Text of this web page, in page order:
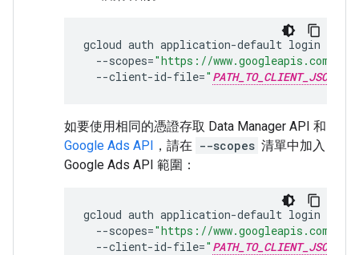
gcloud auth application-default login
--scopes="https://www.googleapis.com/
--client-id-file=" PATH_TO_CLIENT_JSON
如要使用相同的憑證存取 Data Manager API 和
Google Ads API ，請在 --scopes 清單中加入
Google Ads API 範圍：
gcloud auth application-default login
--scopes="https://www.googleapis.com/
--client-id-file=" PATH_TO_CLIENT_JSON